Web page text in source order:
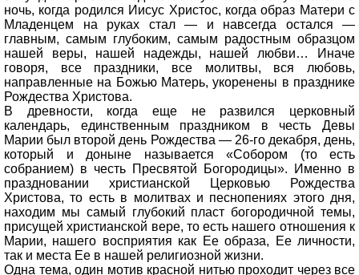
ночь, когда родился Иисус Христос, когда образ Матери с
Младенцем на руках стал — и навсегда остался —
главным, самым глубоким, самым радостным образцом
нашей веры, нашей надежды, нашей любви… Иначе
говоря, все праздники, все молитвы, вся любовь,
направленные на Божью Матерь, укоренены в празднике
Рождества Христова.
В древности, когда еще не развился церковный
календарь, единственным праздником в честь Девы
Марии был второй день Рождества — 26-го декабря, день,
который и доныне называется «Собором (то есть
собранием) в честь Пресвятой Богородицы». Именно в
праздновании христианской Церковью Рождества
Христова, то есть в молитвах и песнопениях этого дня,
находим мы самый глубокий пласт богородичной темы,
присущей христианской вере, то есть нашего отношения к
Марии, нашего восприятия как Ее образа, Ее личности,
так и места Ее в нашей религиозной жизни.
Одна тема, один мотив красной нитью проходит через все